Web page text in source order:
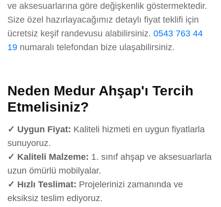
ve aksesuarlarına göre değişkenlik göstermektedir.
Size özel hazırlayacağımız detaylı fiyat teklifi için
ücretsiz keşif randevusu alabilirsiniz. 0543 763 44
19 numaralı telefondan bize ulaşabilirsiniz.
Neden Medur Ahşap'ı Tercih
Etmelisiniz?
✓ Uygun Fiyat: Kaliteli hizmeti en uygun fiyatlarla
sunuyoruz.
✓ Kaliteli Malzeme: 1. sınıf ahşap ve aksesuarlarla
uzun ömürlü mobilyalar.
✓ Hızlı Teslimat: Projelerinizi zamanında ve
eksiksiz teslim ediyoruz.